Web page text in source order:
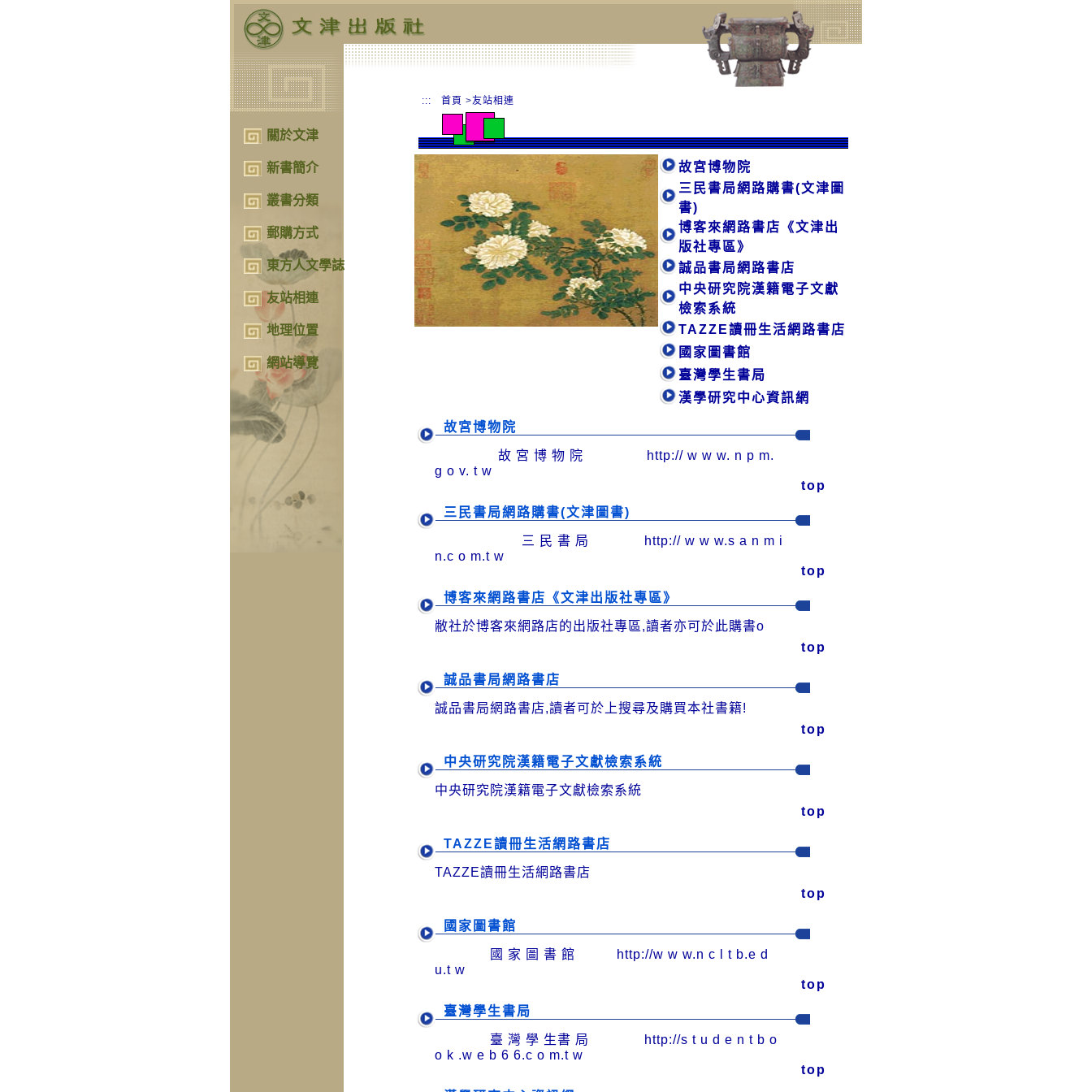
關於文津
新書簡介
叢書分類
郵購方式
東方人文學誌
友站相連
地理位置
網站導覽
::: 首頁 >友站相連
故宮博物院
三民書局網路購書(文津圖
書)
博客來網路書店《文津出
版社專區》
誠品書局網路書店
中央研究院漢籍電子文獻
檢索系統
TAZZE讀冊生活網路書店
國家圖書館
臺灣學生書局
漢學研究中心資訊網
故宮博物院
故 宮 博 物 院 http:// w w w. n p m.
g o v. t w
top
三民書局網路購書(文津圖書)
三 民 書 局 http:// w w w.s a n m i
n.c o m.t w
top
博客來網路書店《文津出版社專區》
敝社於博客來網路店的出版社專區,讀者亦可於此購書o
top
誠品書局網路書店
誠品書局網路書店,讀者可於上搜尋及購買本社書籍!
top
中央研究院漢籍電子文獻檢索系統
中央研究院漢籍電子文獻檢索系統
top
TAZZE讀冊生活網路書店
TAZZE讀冊生活網路書店
top
國家圖書館
國 家 圖 書 館 http://w w w.n c l t b.e d
u.t w
top
臺灣學生書局
臺 灣 學 生書 局 http://s t u d e n t b o
o k .w e b 6 6.c o m.t w
top